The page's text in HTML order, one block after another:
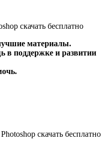
материалы.
в поддержке и развитии